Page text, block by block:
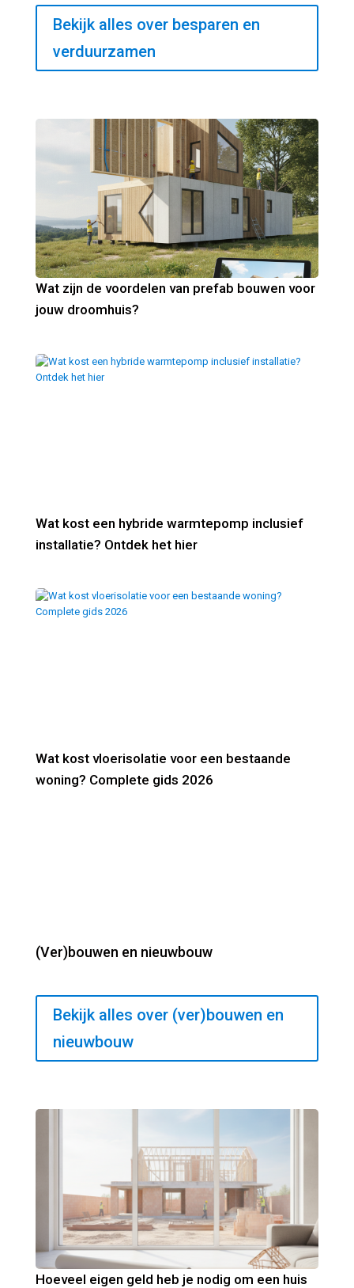
Bekijk alles over besparen en
verduurzamen
Wat zijn de voordelen van prefab bouwen voor
jouw droomhuis?
Wat kost een hybride warmtepomp inclusief
installatie? Ontdek het hier
Wat kost vloerisolatie voor een bestaande
woning? Complete gids 2026
(Ver)bouwen en nieuwbouw
Bekijk alles over (ver)bouwen en
nieuwbouw
Hoeveel eigen geld heb je nodig om een huis